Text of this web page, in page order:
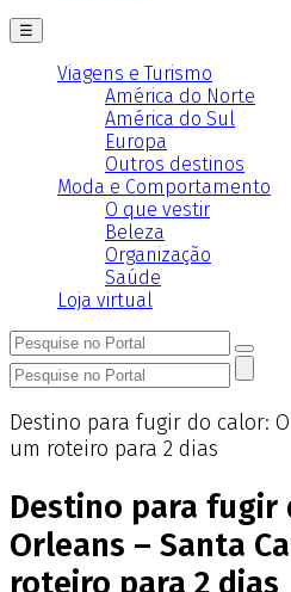
☰
Viagens e Turismo
América do Norte
América do Sul
Europa
Outros destinos
Moda e Comportamento
O que vestir
Beleza
Organização
Saúde
Loja virtual
Destino para fugir do calor:
um roteiro para 2 dias
Destino para fugir
Orleans – Santa
roteiro para 2 dias